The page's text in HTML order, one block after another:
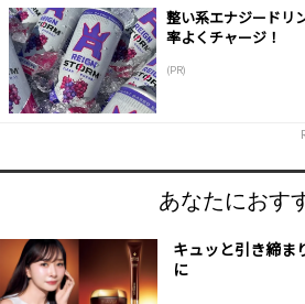
整い系エナジードリ
率よくチャージ！
(PR)
あなたにおす
キュッと引き締ま
に